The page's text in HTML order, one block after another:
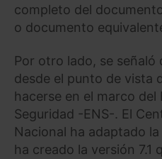
completo del
o documento
Por otro lado, se señaló
desde el punto de vista
hacerse en el marco del
Seguridad -ENS-. El
Nacional ha adaptado
ha creado la versión 7.1